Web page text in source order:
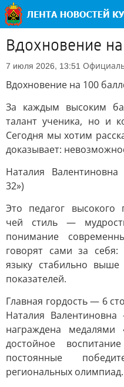
Вдохновение
7 июля 2026, 13:51
Вдохновение на 100
За каждым высоким
талант ученика, но и
Сегодня мы хотим
доказывает:
Наталия
32»)
Это педагог высокого
чей стиль —
понимание
говорят сами за
языку стабильно выше
показателей.
Главная гордость — 6
Наталия
награждена
достойное
постоянные
региональных олимпиад.